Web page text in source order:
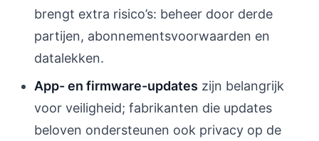
brengt extra risico’s: beheer door derde
partijen, abonnementsvoorwaarden en
datalekken.
App- en firmware-updates zijn belangrijk
voor veiligheid; fabrikanten die updates
beloven ondersteunen ook privacy op de